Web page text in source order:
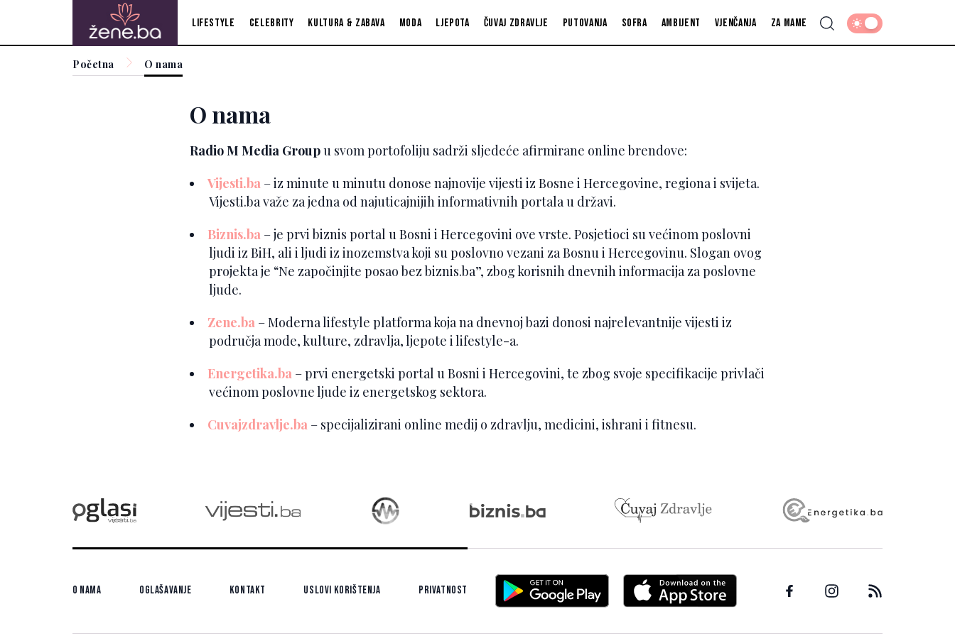
Lifestyle Celebrity Kultura & zabava Moda Ljepota Čuvaj zdravlje Putovanja Sofra Ambijent Vjenčanja Za mame
Početna O nama
O nama
Radio M Media Groupu svom portofoliju sadrži sljedeće afirmirane online brendove:
Vijesti.ba – iz minute u minutu donose najnovije vijesti iz Bosne i Hercegovine, regiona i svijeta.
Vijesti.ba važe za jedna od najuticajnijih informativnih portala u državi.
Biznis.ba – je prvi biznis portal u Bosni i Hercegovini ove vrste. Posjetioci su većinom poslovni
ljudi iz BiH, ali i ljudi iz inozemstva koji su poslovno vezani za Bosnu i Hercegovinu. Slogan ovog
projekta je “Ne započinjite posao bez biznis.ba”, zbog korisnih dnevnih informacija za poslovne
ljude.
Zene.ba – Moderna lifestyle platforma koja na dnevnoj bazi donosi najrelevantnije vijesti iz
područja mode, kulture, zdravlja, ljepote i lifestyle-a.
Energetika.ba – prvi energetski portal u Bosni i Hercegovini, te zbog svoje specifikacije privlači
većinom poslovne ljude iz energetskog sektora.
Cuvajzdravlje.ba – specijalizirani online medij o zdravlju, medicini, ishrani i fitnesu.
O nama Oglašavanje Kontakt Uslovi korištenja Privatnost